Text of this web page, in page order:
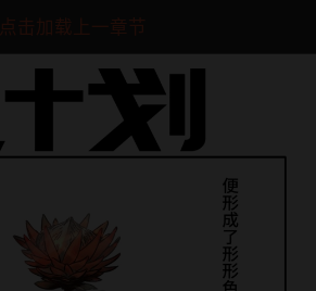
点击加载上一章节